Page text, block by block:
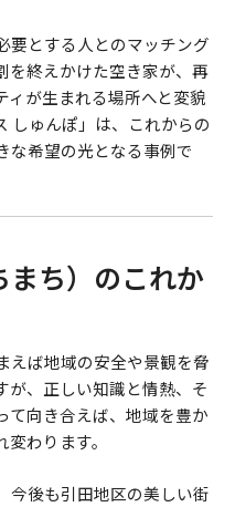
要とする人とのマッチング
を終えかけた空き家が、再
ィが生まれる場所へと変貌
しゅんぽ」は、これからの
な希望の光となる事例で
ち）のこれか
えば地域の安全や景観を脅
が、正しい知識と情熱、そ
て向き合えば、地域を豊か
わります。
今後も引田地区の美しい街